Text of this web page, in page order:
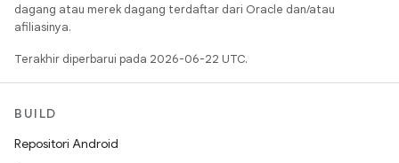
dagang atau merek dagang terdaftar dari Oracle dan/atau
afiliasinya.
Terakhir diperbarui pada 2026-06-22 UTC.
BUILD
Repositori Android